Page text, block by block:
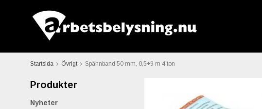
Startsida Övrigt Spännband 50 mm, 0,5+9 m 4 ton
Produkter
Nyheter